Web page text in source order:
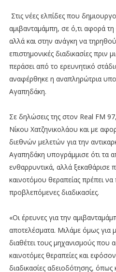
Στις νέες ελπίδες που
αμιβανταμάμπη, σε ό,τι αφορά
αλλά και στην ανάγκη να
επιστημονικές διαδικασίες πριν
περάσει από το ερευνητικό
αναφέρθηκε η αναπληρώτρια
Αγαπηδάκη.
Σε δηλώσεις της στον Real FM
Νίκου Χατζηνικολάου και με
διεθνών μελετών για την
Αγαπηδάκη υπογράμμισε ότι τα
ενθαρρυντικά, αλλά ξεκαθάρισε
καινοτόμου θεραπείας πρέπει να
προβλεπόμενες διαδικασίες.
«Οι έρευνες για την
αποτελέσματα. Μιλάμε όμως για
διαθέτει τους μηχανισμούς που
καινοτόμες θεραπείες και εφόσον
διαδικασίες αδειοδότησης,